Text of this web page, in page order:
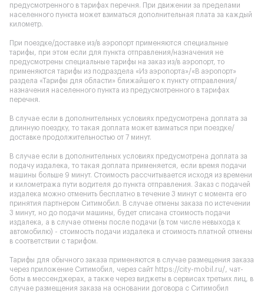
предусмотренного в тарифах перечня. При движении за пределами
населенного пункта может взиматься дополнительная плата за каждый
километр.
При поездке/доставке из/в аэропорт применяются специальные
тарифы, при этом если для пункта отправления/назначения не
предусмотрены специальные тарифы на заказ из/в аэропорт, то
применяются тарифы из подраздела «Из аэропорта»/«В аэропорт»
раздела «Тарифы для области» ближайшего к пункту отправления/
назначения населенного пункта из предусмотренного в тарифах
перечня.
В случае если в дополнительных условиях предусмотрена доплата за
длинную поездку, то такая доплата может взиматься при поездке/
доставке продолжительностью от 7 минут.
В случае если в дополнительных условиях предусмотрена доплата за
подачу издалека, то такая доплата применяется, если время подачи
машины больше 9 минут. Стоимость рассчитывается исходя из времени
и километража пути водителя до пункта отправления. Заказ с подачей
издалека можно отменить бесплатно в течение 3 минут с момента его
принятия партнером Ситимобил. В случае отмены заказа по истечении
3 минут, но до подачи машины, будет списана стоимость подачи
издалека, а в случае отмены после подачи (в том числе невыхода к
автомобилю) - стоимость подачи издалека и стоимость платной отмены
в соответствии с тарифом.
Тарифы для обычного заказа применяются в случае размещения заказа
через приложение Ситимобил, через сайт https://city-mobil.ru/ , чат-
боты в мессенджерах, а также через виджеты в сервисах третьих лиц, в
случае размещения заказа на основании договора с Ситимобил